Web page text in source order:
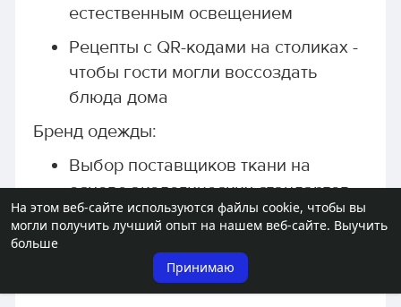
На этом веб-сайте используются файлы cookie, чтобы вы
могли получить лучший опыт на нашем веб-сайте. Выучить
больше
Принимаю
естественным освещением
Рецепты с QR-кодами на столиках -
чтобы гости могли воссоздать
блюда дома
Бренд одежды:
Выбор поставщиков ткани на
основе экологических стандартов
Прозрачность производственной
Пожизненная гарантия на швы